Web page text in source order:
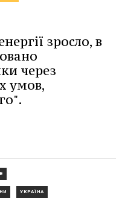
зросло, в
через
умов,
УКРАЇНА